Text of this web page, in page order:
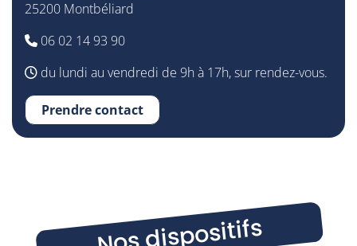
25200 Montbéliard
06 02 14 93 90
du lundi au vendredi de 9h à 17h, sur rendez-vous.
Prendre contact